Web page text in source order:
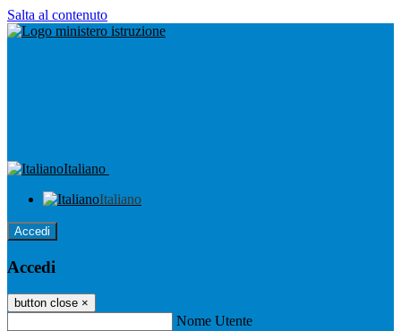
Salta al contenuto
Italiano
Italiano
Accedi
Accedi
button close ×
Nome Utente